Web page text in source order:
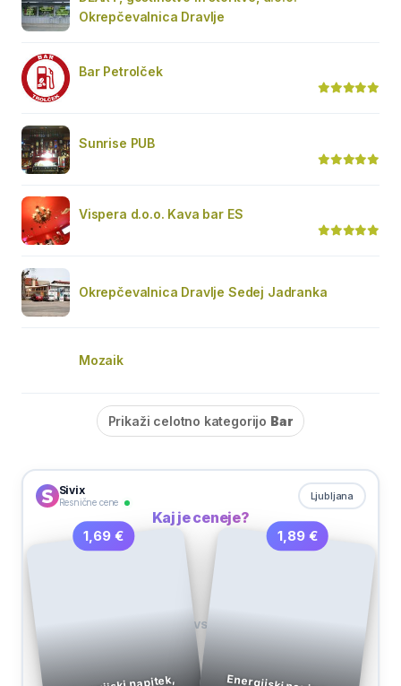
Okrepčevalnica Dravlje
Bar Petrolček
Sunrise PUB
Vispera d.o.o. Kava bar ES
Okrepčevalnica Dravlje Sedej Jadranka
Mozaik
Prikaži celotno kategorijo Bar
Sivix
Resnične cene
Ljubljana
Kaj je ceneje?
1,69 €
VS
1,89 €